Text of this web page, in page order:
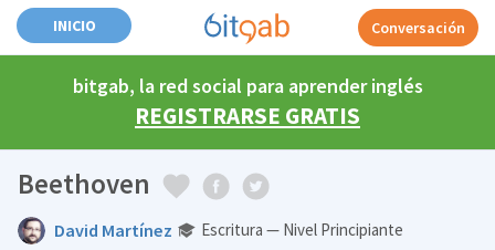
INICIO Conversación
bitgab, la red social para aprender inglés
REGISTRARSE GRATIS
Beethoven
David Martínez Escritura — Nivel Principiante